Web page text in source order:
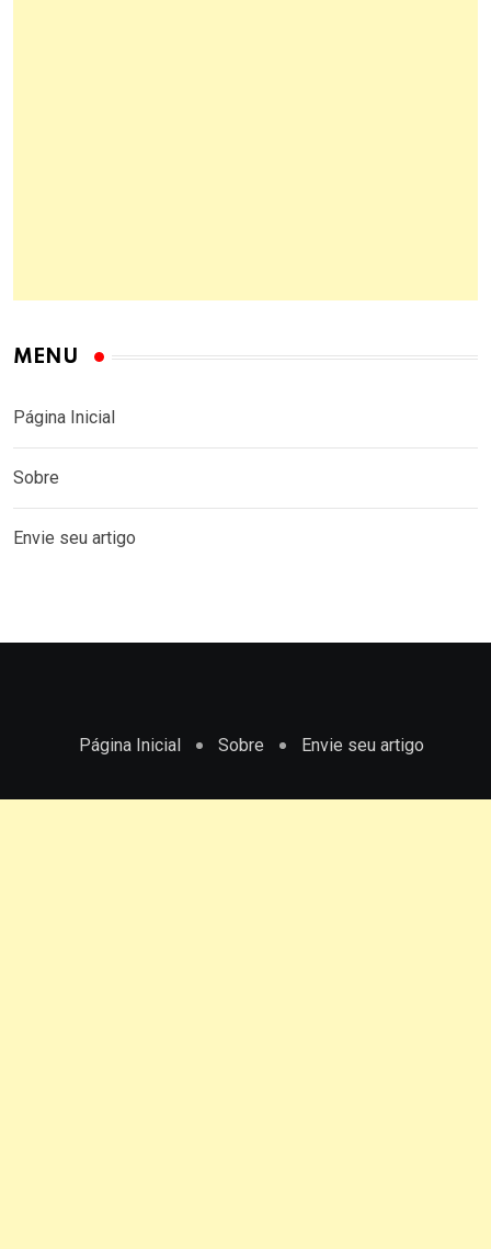
MENU
Página Inicial
Sobre
Envie seu artigo
Página Inicial Sobre Envie seu artigo